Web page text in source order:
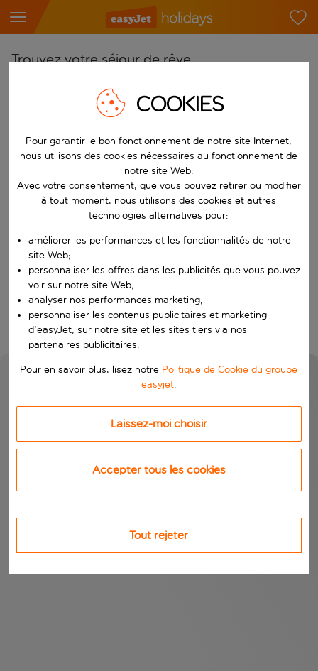
Trouvez votre séjour de rêve
Commencez à taper pour la saisie automatique. Lorsque les
Choisissez votre aéroport
Commencez à taper pour la saisie automatique. Lorsque les
Choisissez votre destination
Vers
Choisissez vos dates
Quand
Qui
Rechercher
COOKIES
Pour garantir le bon fonctionnement de notre site Internet,
nous utilisons des cookies nécessaires au fonctionnement de
notre site Web.
Avec votre consentement, que vous pouvez retirer ou modifier
à tout moment, nous utilisons des cookies et autres
technologies alternatives pour:
améliorer les performances et les fonctionnalités de notre
site Web;
personnaliser les offres dans les publicités que vous pouvez
voir sur notre site Web;
analyser nos performances marketing;
personnaliser les contenus publicitaires et marketing
d'easyJet, sur notre site et les sites tiers via nos
partenaires publicitaires.
Pour en savoir plus, lisez notre Politique de Cookie du groupe
easyjet.
Laissez-moi choisir
Accepter tous les cookies
Tout rejeter